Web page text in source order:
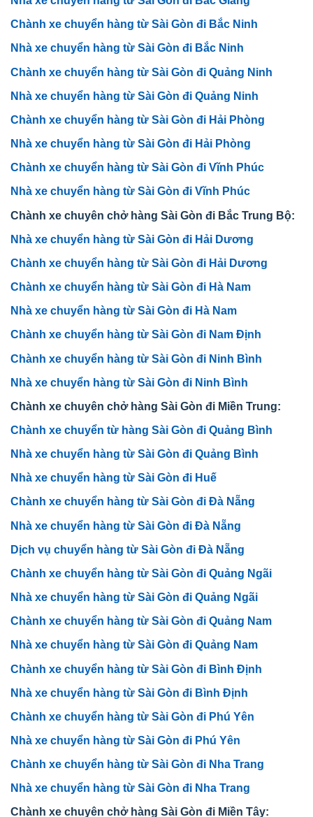
Chành xe chuyển hàng từ Sài Gòn đi Bắc Ninh
Nhà xe chuyển hàng từ Sài Gòn đi Bắc Ninh
Chành xe chuyển hàng từ Sài Gòn đi Quảng Ninh
Nhà xe chuyển hàng từ Sài Gòn đi Quảng Ninh
Chành xe chuyển hàng từ Sài Gòn đi Hải Phòng
Nhà xe chuyển hàng từ Sài Gòn đi Hải Phòng
Chành xe chuyển hàng từ Sài Gòn đi Vĩnh Phúc
Nhà xe chuyển hàng từ Sài Gòn đi Vĩnh Phúc
Chành xe chuyên chở hàng Sài Gòn đi Bắc Trung Bộ:
Nhà xe chuyển hàng từ Sài Gòn đi Hải Dương
Chành xe chuyển hàng từ Sài Gòn đi Hải Dương
Chành xe chuyển hàng từ Sài Gòn đi Hà Nam
Nhà xe chuyển hàng từ Sài Gòn đi Hà Nam
Chành xe chuyển hàng từ Sài Gòn đi Nam Định
Chành xe chuyển hàng từ Sài Gòn đi Ninh Bình
Nhà xe chuyển hàng từ Sài Gòn đi Ninh Bình
Chành xe chuyên chở hàng Sài Gòn đi Miền Trung:
Chành xe chuyển từ hàng Sài Gòn đi Quảng Bình
Nhà xe chuyển hàng từ Sài Gòn đi Quảng Bình
Nhà xe chuyển hàng từ Sài Gòn đi Huế
Chành xe chuyển hàng từ Sài Gòn đi Đà Nẵng
Nhà xe chuyển hàng từ Sài Gòn đi Đà Nẵng
Dịch vụ chuyển hàng từ Sài Gòn đi Đà Nẵng
Chành xe chuyển hàng từ Sài Gòn đi Quảng Ngãi
Nhà xe chuyển hàng từ Sài Gòn đi Quảng Ngãi
Chành xe chuyển hàng từ Sài Gòn đi Quảng Nam
Nhà xe chuyển hàng từ Sài Gòn đi Quảng Nam
Chành xe chuyển hàng từ Sài Gòn đi Bình Định
Nhà xe chuyển hàng từ Sài Gòn đi Bình Định
Chành xe chuyển hàng từ Sài Gòn đi Phú Yên
Nhà xe chuyển hàng từ Sài Gòn đi Phú Yên
Chành xe chuyển hàng từ Sài Gòn đi Nha Trang
Nhà xe chuyển hàng từ Sài Gòn đi Nha Trang
Chành xe chuyên chở hàng Sài Gòn đi Miền Tây: